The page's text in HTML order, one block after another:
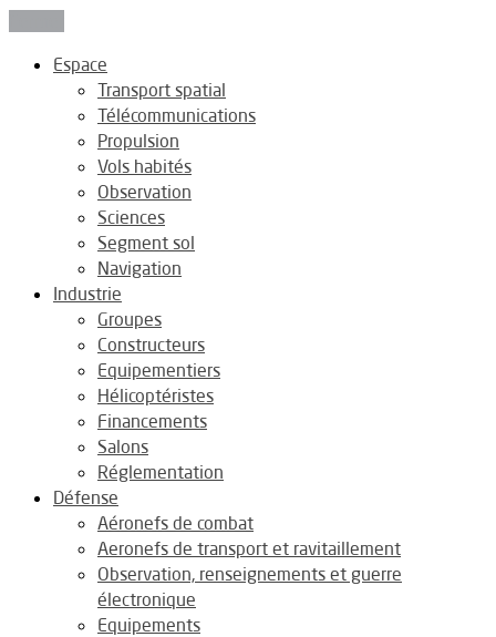
Espace
Transport spatial
Télécommunications
Propulsion
Vols habités
Observation
Sciences
Segment sol
Navigation
Industrie
Groupes
Constructeurs
Equipementiers
Hélicoptéristes
Financements
Salons
Réglementation
Défense
Aéronefs de combat
Aeronefs de transport et ravitaillement
Observation, renseignements et guerre
électronique
Equipements